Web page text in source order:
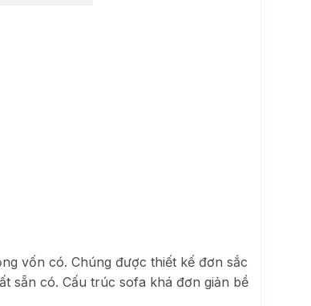
vốn có. Chúng được thiết kế đơn sắc
sẵn có. Cấu trúc sofa khá đơn giản bề